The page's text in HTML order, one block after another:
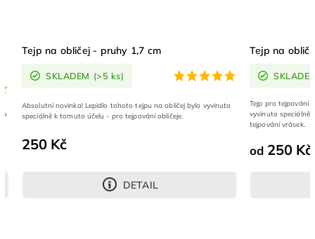
Tejp na obličej - pruhy 1,7 cm
SKLADEM (>5 ks)
250 Kč
DETAIL
Absolutní novinka! Lepidlo tohoto tejpu na obličej bylo vyvinuto
speciálně k tomuto účelu - pro tejpování obličeje.
Tejp na
od 250 Kč
Tejp pro tejpování
vyvinuto speciálně
tejpování vrásek.